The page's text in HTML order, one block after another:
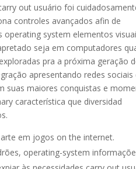
out usuário foi
controles avançados afin de
system elementos
seja em computadores
pra a próxima geração
apresentando redes sociais
suas maiores conquistas e
característica que diversidad
em jogos on the internet.
operating-system